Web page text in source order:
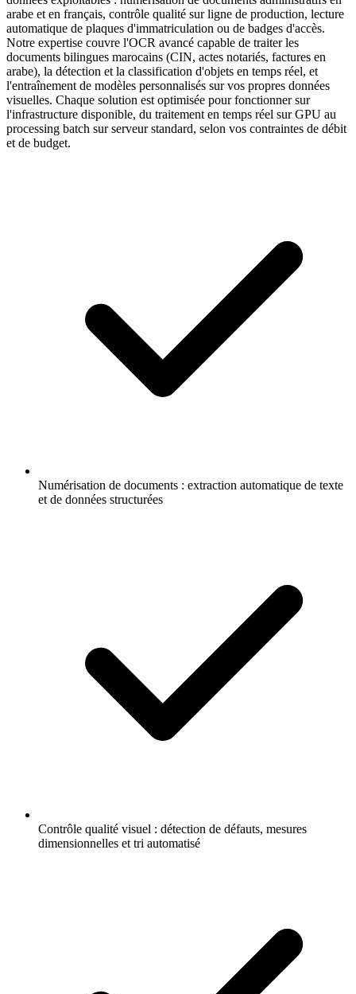
arabe et en français, contrôle qualité sur ligne de production, lecture
automatique de plaques d'immatriculation ou de badges d'accès.
Notre expertise couvre l'OCR avancé capable de traiter les
documents bilingues marocains (CIN, actes notariés, factures en
arabe), la détection et la classification d'objets en temps réel, et
l'entraînement de modèles personnalisés sur vos propres données
visuelles. Chaque solution est optimisée pour fonctionner sur
l'infrastructure disponible, du traitement en temps réel sur GPU au
processing batch sur serveur standard, selon vos contraintes de débit
et de budget.
Numérisation de documents : extraction automatique de texte
et de données structurées
Contrôle qualité visuel : détection de défauts, mesures
dimensionnelles et tri automatisé